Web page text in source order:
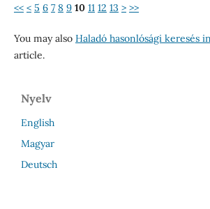
<< < 5 6 7 8 9 10 11 12 13 > >>
You may also Haladó hasonlósági keresés
article.
Nyelv
English
Magyar
Deutsch